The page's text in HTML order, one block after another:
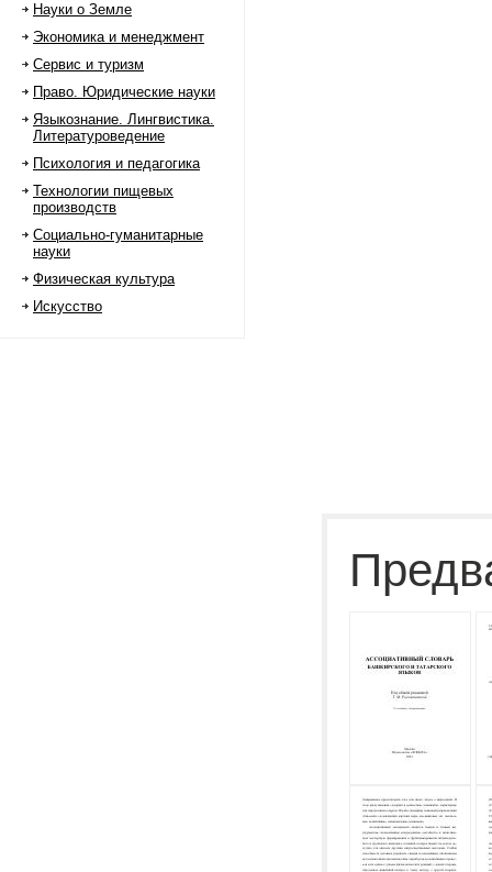
Науки о Земле
Экономика и менеджмент
Сервис и туризм
Право. Юридические науки
Языкознание. Лингвистика.
Литературоведение
Психология и педагогика
Технологии пищевых
производств
Социально-гуманитарные
науки
Физическая культура
Искусство